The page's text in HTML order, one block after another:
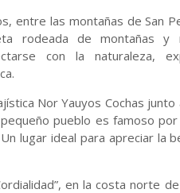
entre las montañas de San
rodeada de montañas y
con la naturaleza,
Nor Yauyos Cochas junto
pueblo es famoso
lugar ideal para apreciar la
en la costa norte